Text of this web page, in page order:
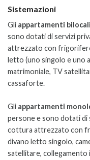
Sistemazioni
Gli appartamenti bilocali
sono dotati di servizi
attrezzato con
letto (uno singolo e uno
matrimoniale, TV
cassaforte.
Gli appartamenti
persone e sono dotati di
cottura attrezzato con
divano letto singolo,
satellitare,